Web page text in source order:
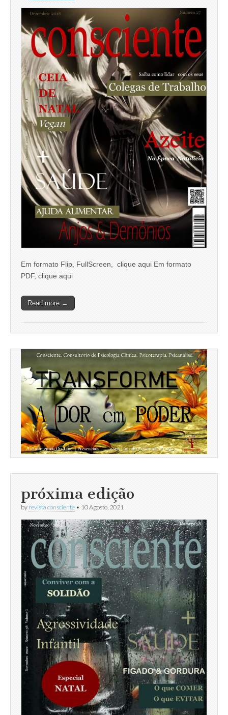
Em formato Flip, FullScreen, clique aqui Em formato
PDF, clique aqui
Read more →
próxima edição
by revista consciente • 10 Agosto, 2021